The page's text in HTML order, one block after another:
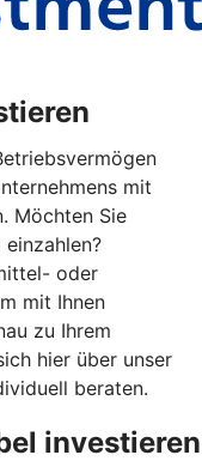
mit
Möchten Sie
oder
mit Ihnen
zu Ihrem
hier über unser
beraten.
investieren